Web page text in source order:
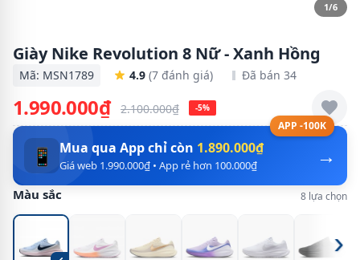
1/6
Giày Nike Revolution 8 Nữ - Xanh Hồng
Mã: MSN1789 4.9 (7 đánh giá) Đã bán 34
1.990.000₫ 2.100.000₫ -5%
APP -100K
→
📱 Mua qua App chỉ còn 1.890.000₫
Giá web 1.990.000₫ • App rẻ hơn 100.000₫
Màu sắc 8 lựa chọn
›